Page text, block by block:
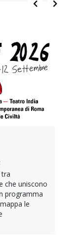
che uniscono
programma
le